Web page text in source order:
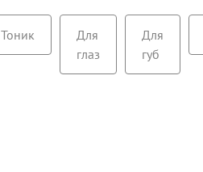
Тоник
Для
глаз
Для
губ